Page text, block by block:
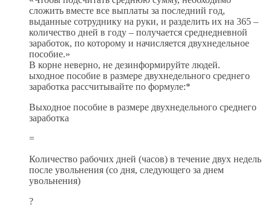
сложить вместе все выплаты за последний год,
выданные сотруднику на руки, и разделить их на 365 –
количество дней в году – получается среднедневной
заработок, по которому и начисляется двухнедельное
пособие.»
В корне неверно, не дезинформируйте людей.
ыходное пособие в размере двухнедельного среднего
заработка рассчитывайте по формуле:*
Выходное пособие в размере двухнедельного среднего
заработка
=
Количество рабочих дней (часов) в течение двух недель
после увольнения (со дня, следующего за днем
увольнения)
?